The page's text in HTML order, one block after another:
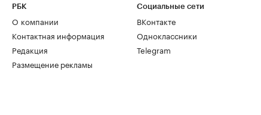
РБК
О компании
Контактная информация
Редакция
Размещение рекламы
Социальные сети
ВКонтакте
Одноклассники
Telegram